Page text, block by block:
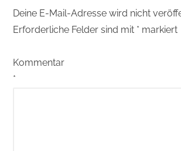
Deine E-Mail-Adresse wird nicht
Erforderliche Felder sind mit * markiert
Kommentar
*